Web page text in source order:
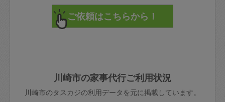
直前キャンセル料：
72時間前〜24時間前＝依頼料金の50%
依頼者不在による当日キャンセル＝依頼
金額の100%＋交通費全額
みてください。
その後、一番気に入ったタスカジさんに
てください。
不在時に部屋に入るためにタスカジさん
きた場合は損害保険の対象外となるので
ご注意ください。
で、必ず鍵のかかるロッカーや金庫に入
れて依頼者の責任の元管理するよう心掛
けてください。
玉、など
あわせてこちらも参照ください：初めて
川崎市の家事代行ご利用状況
川崎市のタスカジの利用データを元に掲載しています。